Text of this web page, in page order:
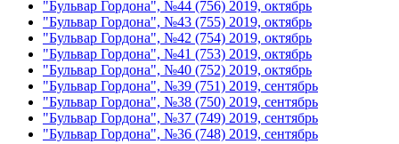
"Бульвар Гордона", №44 (756) 2019, октябрь
"Бульвар Гордона", №43 (755) 2019, октябрь
"Бульвар Гордона", №42 (754) 2019, октябрь
"Бульвар Гордона", №41 (753) 2019, октябрь
"Бульвар Гордона", №40 (752) 2019, октябрь
"Бульвар Гордона", №39 (751) 2019, сентябрь
"Бульвар Гордона", №38 (750) 2019, сентябрь
"Бульвар Гордона", №37 (749) 2019, сентябрь
"Бульвар Гордона", №36 (748) 2019, сентябрь